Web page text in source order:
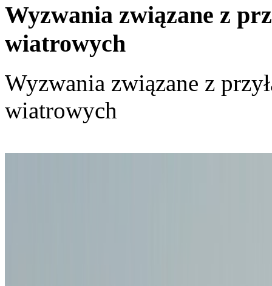
Wyzwania związane z
wiatrowych
Wyzwania związane z
wiatrowych